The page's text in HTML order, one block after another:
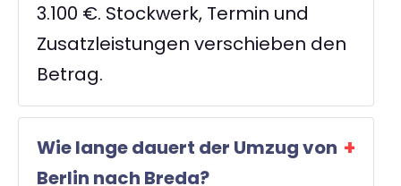
3.100 €. Stockwerk, Termin und
Zusatzleistungen verschieben den
Betrag.
Wie lange dauert der Umzug von
Berlin nach Breda?